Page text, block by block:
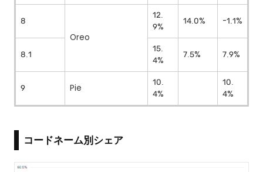
8
Oreo
12.
9%
14.0% -1.1%
8.1
15.
4%
7.5% 7.9%
9 Pie
10.
4%
10.
4%
コードネーム別シェア